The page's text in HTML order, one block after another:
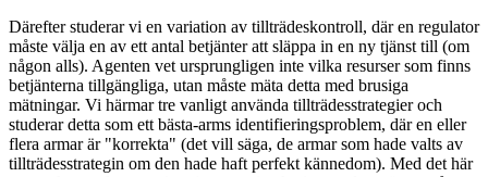
Därefter studerar vi en variation av tillträdeskontroll, där en regulator
måste välja en av ett antal betjänter att släppa in en ny tjänst till (om
någon alls). Agenten vet ursprungligen inte vilka resurser som finns
betjänterna tillgängliga, utan måste mäta detta med brusiga
mätningar. Vi härmar tre vanligt använda tillträdesstrategier och
studerar detta som ett bästa-arms identifieringsproblem, där en eller
flera armar är "korrekta" (det vill säga, de armar som hade valts av
tillträdesstrategin om den hade haft perfekt kännedom). Med det här